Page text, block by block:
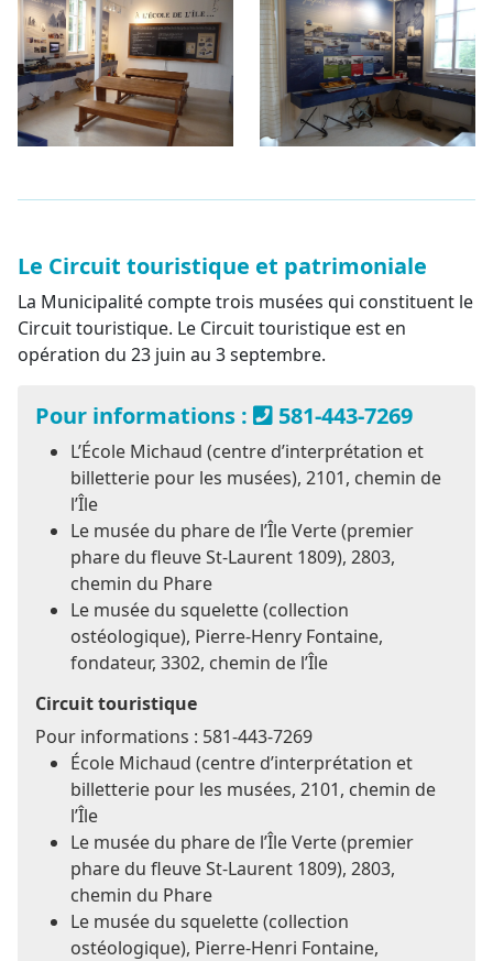
Le Circuit touristique et patrimoniale
La Municipalité compte trois musées qui constituent le
Circuit touristique. Le Circuit touristique est en
opération du 23 juin au 3 septembre.
Pour informations : 581-443-7269
L’École Michaud (centre d’interprétation et
billetterie pour les musées), 2101, chemin de
l’Île
Le musée du phare de l’Île Verte (premier
phare du fleuve St-Laurent 1809), 2803,
chemin du Phare
Le musée du squelette (collection
ostéologique), Pierre-Henry Fontaine,
fondateur, 3302, chemin de l’Île
Circuit touristique
Pour informations : 581-443-7269
École Michaud (centre d’interprétation et
billetterie pour les musées, 2101, chemin de
l’Île
Le musée du phare de l’Île Verte (premier
phare du fleuve St-Laurent 1809), 2803,
chemin du Phare
Le musée du squelette (collection
ostéologique), Pierre-Henri Fontaine,